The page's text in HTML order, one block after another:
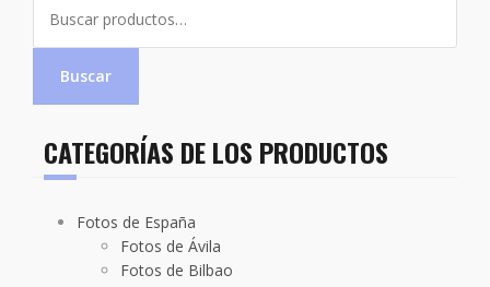
por:
Buscar
CATEGORÍAS DE LOS PRODUCTOS
Fotos de España
Fotos de Ávila
Fotos de Bilbao